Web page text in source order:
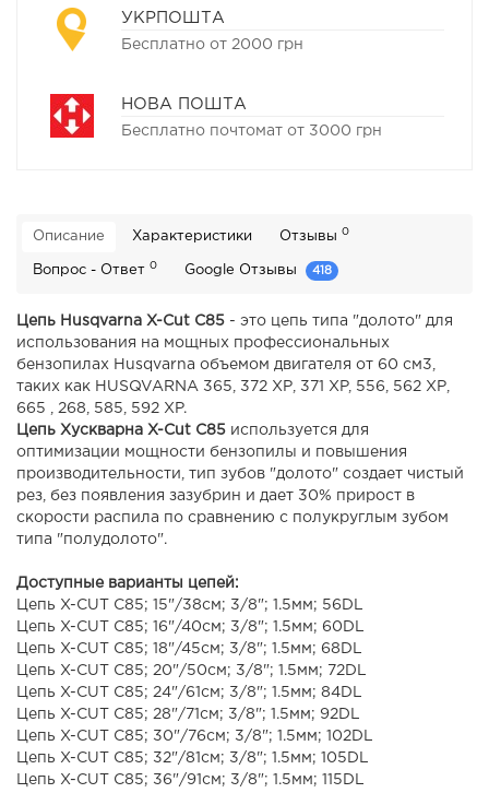
УКРПОШТА
Бесплатно от 2000 грн
НОВА ПОШТА
Бесплатно почтомат от 3000 грн
Описание Характеристики Отзывы 0
Вопрос - Ответ 0 Google Отзывы 418
Цепь Husqvarna X-Cut C85 - это цепь типа "долото" для
использования на мощных профессиональных
бензопилах Husqvarna объемом двигателя от 60 см3,
таких как HUSQVARNA 365, 372 ХР, 371 XP, 556, 562 ХР,
665 , 268, 585, 592 XP.
Цепь Хускварна X-Cut C85 используется для
оптимизации мощности бензопилы и повышения
производительности, тип зубов "долото" создает чистый
рез, без появления зазубрин и дает 30% прирост в
скорости распила по сравнению с полукруглым зубом
типа "полудолото".
Доступные варианты цепей:
Цепь X-CUT C85; 15"/38см; 3/8"; 1.5мм; 56DL
Цепь X-CUT C85; 16"/40см; 3/8"; 1.5мм; 60DL
Цепь X-CUT C85; 18"/45см; 3/8"; 1.5мм; 68DL
Цепь X-CUT C85; 20"/50см; 3/8"; 1.5мм; 72DL
Цепь X-CUT C85; 24"/61см; 3/8"; 1.5мм; 84DL
Цепь X-CUT C85; 28"/71см; 3/8"; 1.5мм; 92DL
Цепь X-CUT C85; 30"/76см; 3/8"; 1.5мм; 102DL
Цепь X-CUT C85; 32"/81см; 3/8"; 1.5мм; 105DL
Цепь X-CUT C85; 36"/91см; 3/8"; 1.5мм; 115DL